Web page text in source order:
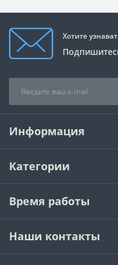
Хотите
Информация
Категории
Время работы
Наши контакты